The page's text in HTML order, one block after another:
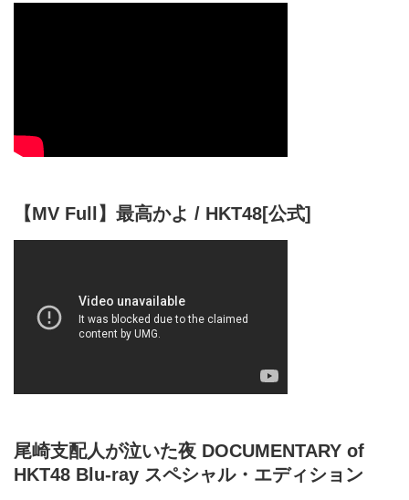
【MV Full】最高かよ / HKT48[公式]
尾崎支配人が泣いた夜 DOCUMENTARY of
HKT48 Blu-ray スペシャル・エディション